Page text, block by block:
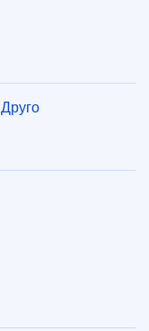
Друго